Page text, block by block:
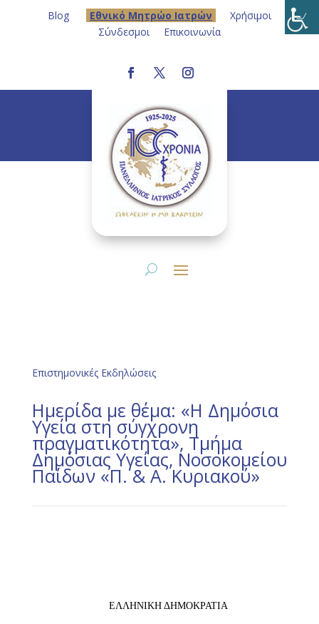
Blog Eθνικό Μητρώο Ιατρών
Χρήσιμοι
Σύνδεσμοι
Επικοινωνία
Επιστημονικές Εκδηλώσεις
Hμερίδα με θέμα: «Η Δημόσια
Υγεία στη σύγχρονη
πραγματικότητα», Τμήμα
Δημόσιας Υγείας, Νοσοκομείου
Παίδων «Π. & Α. Κυριακού»
ΕΛΛΗΝΙΚΗ ΔΗΜΟΚΡΑΤΙΑ